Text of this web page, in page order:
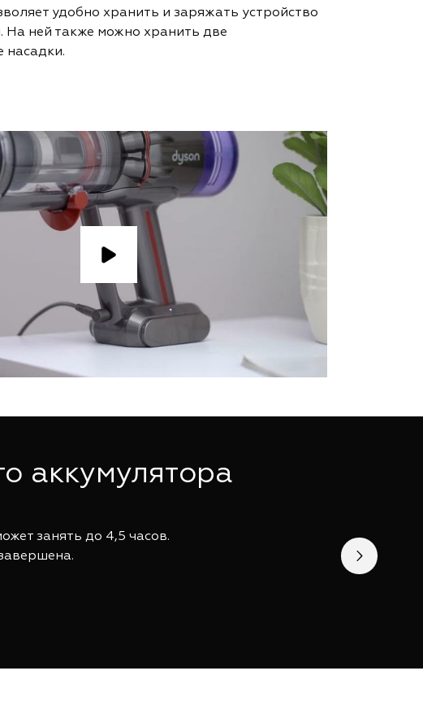
удобно хранить и заряжать устройство
На ней также можно хранить две
насадки.
аккумулятора
занять до 4,5 часов.